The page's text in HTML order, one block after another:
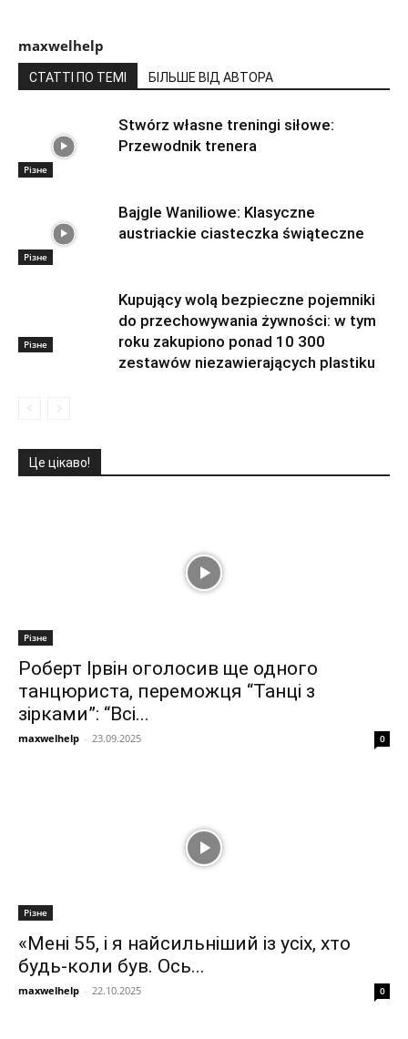
maxwelhelp
СТАТТІ ПО ТЕМІ БІЛЬШЕ ВІД АВТОРА
Різне
Stwórz własne treningi siłowe:
Przewodnik trenera
Різне
Bajgle Waniliowe: Klasyczne
austriackie ciasteczka świąteczne
Різне
Kupujący wolą bezpieczne pojemniki
do przechowywania żywności: w tym
roku zakupiono ponad 10 300
zestawów niezawierających plastiku
Це цікаво!
Різне
Роберт Ірвін оголосив ще одного
танцюриста, переможця “Танці з
зірками”: “Всі...
maxwelhelp - 23.09.2025 0
Різне
«Мені 55, і я найсильніший із усіх, хто
будь-коли був. Ось...
maxwelhelp - 22.10.2025 0